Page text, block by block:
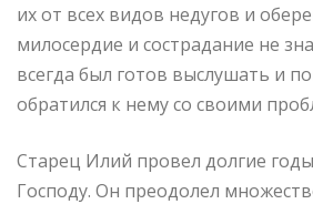
их от всех видов недугов и
милосердие и сострадание не
всегда был готов выслушать и
обратился к нему со своими
Старец Илий провел долгие
Господу. Он преодолел